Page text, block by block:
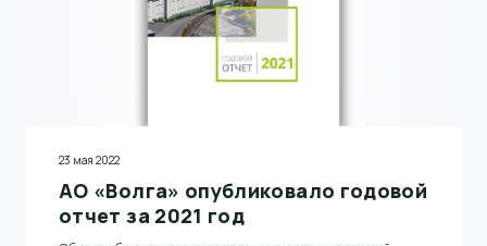
23 мая 2022
АО «Волга» опубликовало годовой
отчет за 2021 год